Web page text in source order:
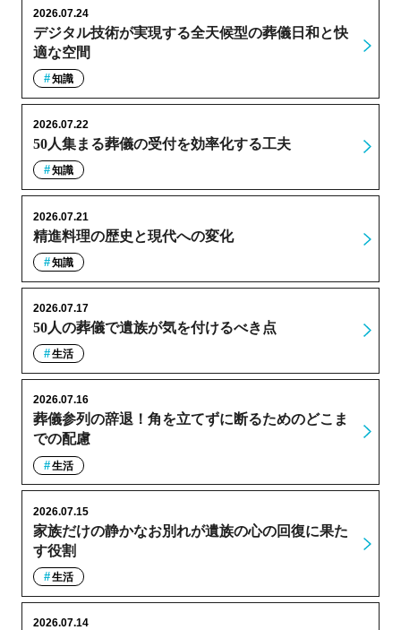
デジタル技術が実現する全天候型の葬儀日和と快
適な空間
2026.07.24
知識
50人集まる葬儀の受付を効率化する工夫
2026.07.22
知識
精進料理の歴史と現代への変化
2026.07.21
知識
50人の葬儀で遺族が気を付けるべき点
2026.07.17
生活
葬儀参列の辞退！角を立てずに断るためのどこま
での配慮
2026.07.16
生活
家族だけの静かなお別れが遺族の心の回復に果た
す役割
2026.07.15
生活
2026.07.14